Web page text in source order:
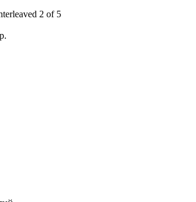
2 of 5